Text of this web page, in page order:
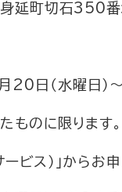
切石350番
日（水曜日）～
のに限ります。
ス）」からお申